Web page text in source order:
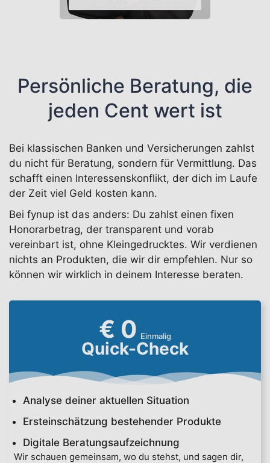
Persönliche Beratung, die
jeden Cent wert ist
Bei klassischen Banken und Versicherungen zahlst
du nicht für Beratung, sondern für Vermittlung. Das
schafft einen Interessenskonflikt, der dich im Laufe
der Zeit viel Geld kosten kann.
Bei fynup ist das anders: Du zahlst einen fixen
Honorarbetrag, der transparent und vorab
vereinbart ist, ohne Kleingedrucktes. Wir verdienen
nichts an Produkten, die wir dir empfehlen. Nur so
können wir wirklich in deinem Interesse beraten.
€ 0 Einmalig
Quick-Check
Analyse deiner aktuellen Situation
Ersteinschätzung bestehender Produkte
Digitale Beratungsaufzeichnung
Wir schauen gemeinsam, wo du stehst, und sagen dir,